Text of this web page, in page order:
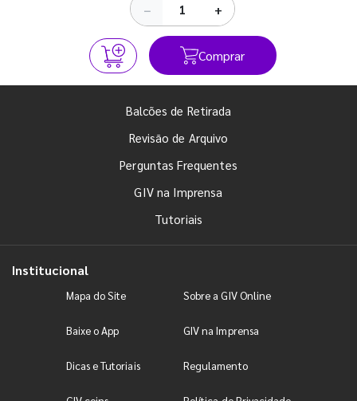
− +
Comprar
Balcões de Retirada
Revisão de Arquivo
Perguntas Frequentes
GIV na Imprensa
Tutoriais
Institucional
Mapa do Site Sobre a GIV Online
Baixe o App GIV na Imprensa
Dicas e Tutoriais Regulamento